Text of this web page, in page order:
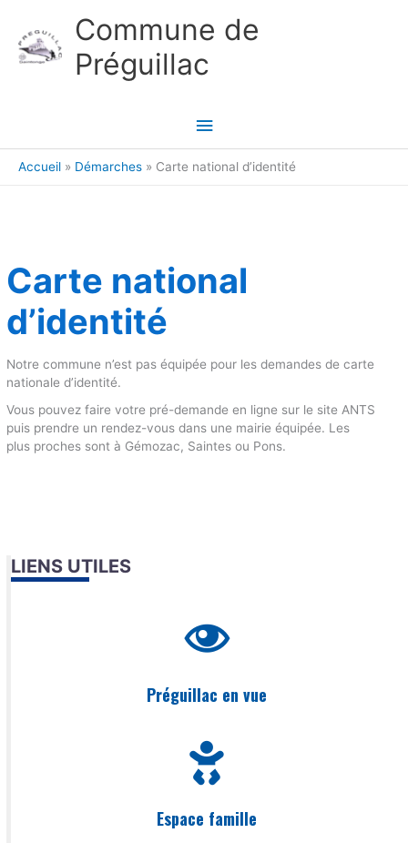
Commune de
Préguillac
Menu
principal
Accueil Démarches Carte national d’identité
Carte national
d’identité
Notre commune n’est pas équipée pour les demandes de carte
nationale d’identité.
Vous pouvez faire votre pré-demande en ligne sur le site ANTS
puis prendre un rendez-vous dans une mairie équipée. Les
plus proches sont à Gémozac, Saintes ou Pons.
LIENS UTILES
Préguillac en vue
Espace famille